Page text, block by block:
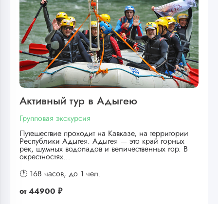
Активный тур в Адыгею
Групповая экскурсия
Путешествие проходит на Кавказе, на территории
Республики Адыгея. Адыгея — это край горных
рек, шумных водопадов и величественных гор. В
окрестностях…
🕐 168 часов, до 1 чел.
от 44900 ₽